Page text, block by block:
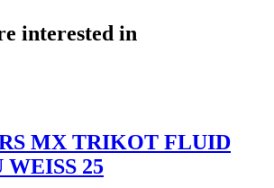
interested in
MX TRIKOT FLUID
25